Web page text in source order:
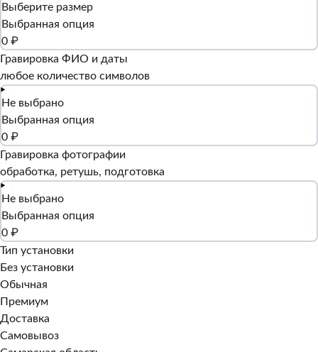
Выберите размер
Выбранная опция
0 ₽
Гравировка ФИО и даты
любое количество символов
Не выбрано
Выбранная опция
0 ₽
Гравировка фотографии
обработка, ретушь, подготовка
Не выбрано
Выбранная опция
0 ₽
Тип установки
Без установки
Обычная
Премиум
Доставка
Самовывоз